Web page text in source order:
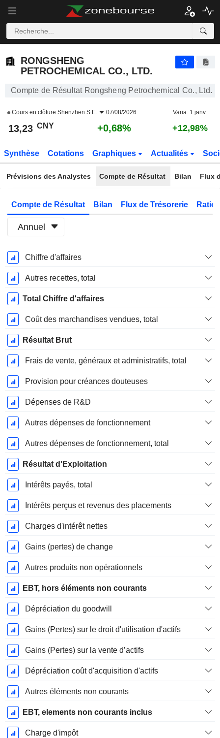
RONGSHENG
PETROCHEMICAL CO., LTD.
Compte de Résultat Rongsheng Petrochemical Co., Ltd.
Cours en clôture Shenzhen S.E. 07/08/2026 Varia. 1 janv.
13,23 CNY +0,68% +12,98%
Synthèse Cotations Graphiques Actualités
Prévisions des Analystes Compte de Résultat Bilan Flux
Compte de Résultat Bilan Flux de Trésorerie
Annuel
Période
Fiscale:
Décembre
Chiffre d'affaires
Autres recettes, total
Total Chiffre d'affaires
Coût des marchandises vendues, total
Résultat Brut
Frais de vente, généraux et administratifs, total
Provision pour créances douteuses
Dépenses de R&D
Autres dépenses de fonctionnement
Autres dépenses de fonctionnement, total
Résultat d'Exploitation
Intérêts payés, total
Intérêts perçus et revenus des placements
Charges d'intérêt nettes
Gains (pertes) de change
Autres produits non opérationnels
EBT, hors éléments non courants
Dépréciation du goodwill
Gains (Pertes) sur le droit d'utilisation d'actifs
Gains (Pertes) sur la vente d’actifs
Dépréciation coût d'acquisition d'actifs
Autres éléments non courants
EBT, elements non courants inclus
Charge d'impôt